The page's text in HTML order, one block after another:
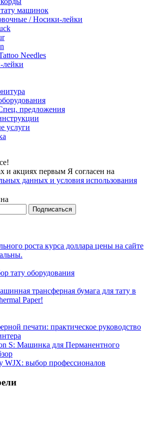
машинок
/ Носики-лейки
Needles
лейки
предложения
услуги
и акциях первым Я согласен на
данных и условия использования
роста курса доллара цены на сайте
тату оборудования
трансферная бумага для тату в
Paper!
печати: практическое руководство
S: Машинка для Перманентного
WJX: выбор профессионалов